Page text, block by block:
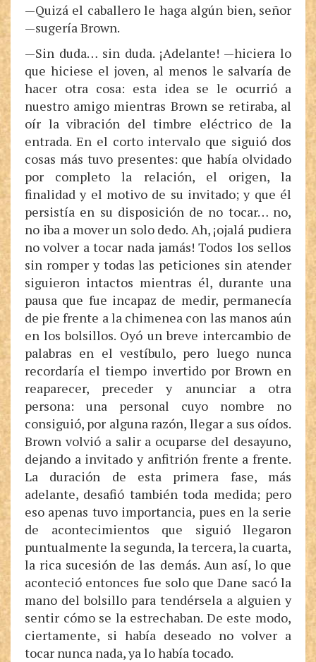
—Quizá el caballero le haga algún bien, señor
—sugería Brown.
—Sin duda… sin duda. ¡Adelante! —hiciera lo
que hiciese el joven, al menos le salvaría de
hacer otra cosa: esta idea se le ocurrió a
nuestro amigo mientras Brown se retiraba, al
oír la vibración del timbre eléctrico de la
entrada. En el corto intervalo que siguió dos
cosas más tuvo presentes: que había olvidado
por completo la relación, el origen, la
finalidad y el motivo de su invitado; y que él
persistía en su disposición de no tocar… no,
no iba a mover un solo dedo. Ah, ¡ojalá pudiera
no volver a tocar nada jamás! Todos los sellos
sin romper y todas las peticiones sin atender
siguieron intactos mientras él, durante una
pausa que fue incapaz de medir, permanecía
de pie frente a la chimenea con las manos aún
en los bolsillos. Oyó un breve intercambio de
palabras en el vestíbulo, pero luego nunca
recordaría el tiempo invertido por Brown en
reaparecer, preceder y anunciar a otra
persona: una personal cuyo nombre no
consiguió, por alguna razón, llegar a sus oídos.
Brown volvió a salir a ocuparse del desayuno,
dejando a invitado y anfitrión frente a frente.
La duración de esta primera fase, más
adelante, desafió también toda medida; pero
eso apenas tuvo importancia, pues en la serie
de acontecimientos que siguió llegaron
puntualmente la segunda, la tercera, la cuarta,
la rica sucesión de las demás. Aun así, lo que
aconteció entonces fue solo que Dane sacó la
mano del bolsillo para tendérsela a alguien y
sentir cómo se la estrechaban. De este modo,
ciertamente, si había deseado no volver a
tocar nunca nada, ya lo había tocado.